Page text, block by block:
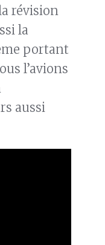
révision
la
portant
l’avions
aussi